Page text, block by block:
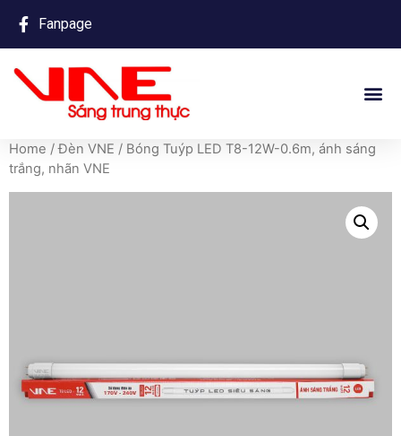
Fanpage
Home /Đèn VNE / Bóng Tuýp LED T8-12W-0.6m, ánh sáng
trắng, nhãn VNE